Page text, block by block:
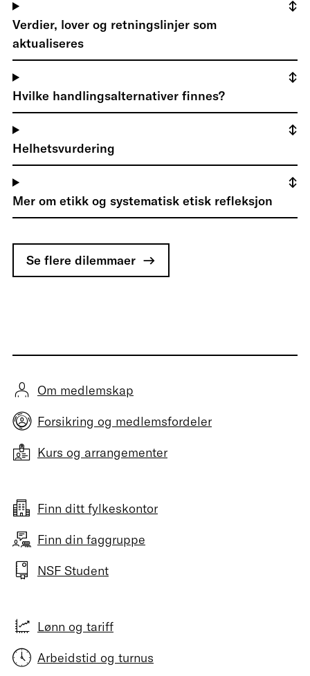
Verdier, lover og retningslinjer som
aktualiseres
Hvilke handlingsalternativer finnes?
Helhetsvurdering
Mer om etikk og systematisk etisk refleksjon
Se flere dilemmaer
Om medlemskap
Forsikring og medlemsfordeler
Kurs og arrangementer
Finn ditt fylkeskontor
Finn din faggruppe
NSF Student
Lønn og tariff
Arbeidstid og turnus